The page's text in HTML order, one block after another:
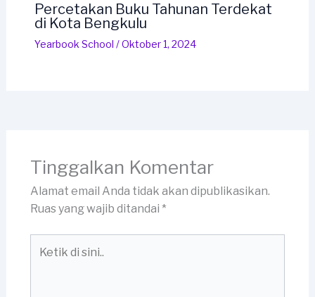
Percetakan Buku Tahunan Terdekat
di Kota Bengkulu
Yearbook School /Oktober 1, 2024
Tinggalkan Komentar
Alamat email Anda tidak akan dipublikasikan.
Ruas yang wajib ditandai *